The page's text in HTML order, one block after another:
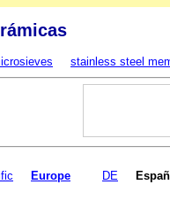
stainless steel
Europe DE